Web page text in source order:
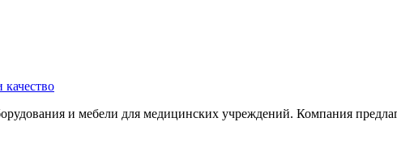
и мебели для медицинских учреждений. Компания